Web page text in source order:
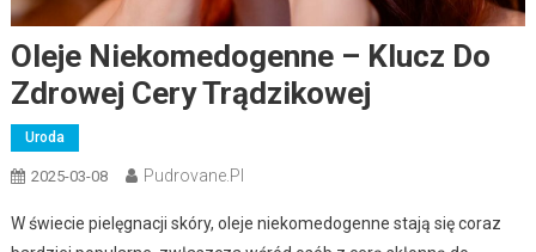
Oleje Niekomedogenne – Klucz Do
Zdrowej Cery Trądzikowej
Uroda
2025-03-08 Pudrovane.pl
W świecie pielęgnacji skóry, oleje niekomedogenne stają się coraz